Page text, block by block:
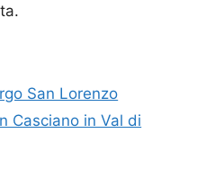
San Lorenzo
Casciano in Val di